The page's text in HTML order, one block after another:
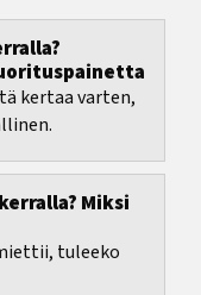
kertaa varten,
Miksi
tuleeko